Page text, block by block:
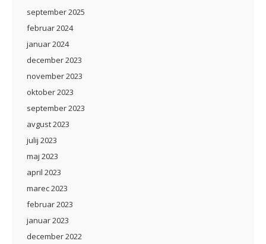
september 2025
februar 2024
januar 2024
december 2023
november 2023
oktober 2023
september 2023
avgust 2023
julij 2023
maj 2023
april 2023
marec 2023
februar 2023
januar 2023
december 2022